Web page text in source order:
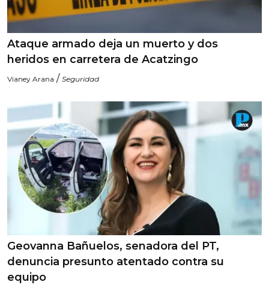
Ataque armado deja un muerto y dos
heridos en carretera de Acatzingo
Vianey Arana / Seguridad
Geovanna Bañuelos, senadora del PT,
denuncia presunto atentado contra su
equipo